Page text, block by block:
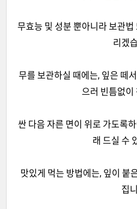
무효능 및 성분 뿐아니라 보관
리겠
무를 보관하실 때에는, 잎은 떼
으러 빈틈없이
싼 다음 자른 면이 위로 가도록
래 드실 수
맛있게 먹는 방법에는, 잎이 붙
집